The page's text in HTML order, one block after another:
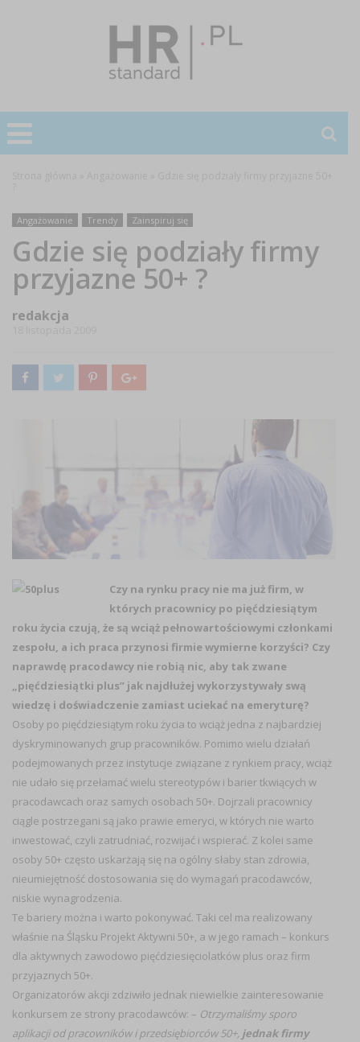
Angażowanie Trendy Zainspiruj się
Gdzie się podziały firmy
przyjazne 50+ ?
redakcja
Czy na rynku pracy nie ma już firm, w
których pracownicy po pięćdziesiątym
roku życia czują, że są wciąż pełnowartościowymi członkami
zespołu, a ich praca przynosi firmie wymierne korzyści? Czy
naprawdę pracodawcy nie robią nic, aby tak zwane
„pięćdziesiątki plus” jak najdłużej wykorzystywały swą
wiedzę i doświadczenie zamiast uciekać na emeryturę?
Osoby po pięćdziesiątym roku życia to wciąż jedna z najbardziej
dyskryminowanych grup pracowników. Pomimo wielu działań
podejmowanych przez instytucje związane z rynkiem pracy, wciąż
nie udało się przełamać wielu stereotypów i barier tkwiących w
pracodawcach oraz samych osobach 50+. Dojrzali pracownicy
ciągle postrzegani są jako prawie emeryci, w których nie warto
inwestować, czyli zatrudniać, rozwijać i wspierać. Z kolei same
osoby 50+ często uskarżają się na ogólny słaby stan zdrowia,
nieumiejętność dostosowania się do wymagań pracodawców,
niskie wynagrodzenia.
Te bariery można i warto pokonywać. Taki cel ma realizowany
właśnie na Śląsku Projekt Aktywni 50+, a w jego ramach – konkurs
dla aktywnych zawodowo pięćdziesięciolatków plus oraz firm
przyjaznych 50+.
Organizatorów akcji zdziwiło jednak niewielkie zainteresowanie
konkursem ze strony pracodawców: – Otrzymaliśmy sporo
aplikacji od pracowników i przedsiębiorców 50+, jednak firmy